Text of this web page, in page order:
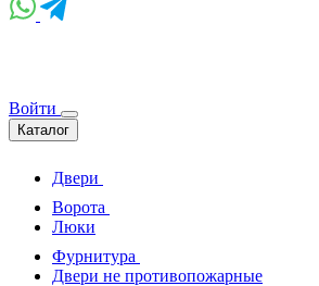
Войти
Каталог
Двери
Ворота
Люки
Фурнитура
Двери не противопожарные